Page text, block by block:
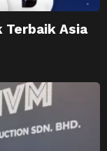
Terbaik Asia